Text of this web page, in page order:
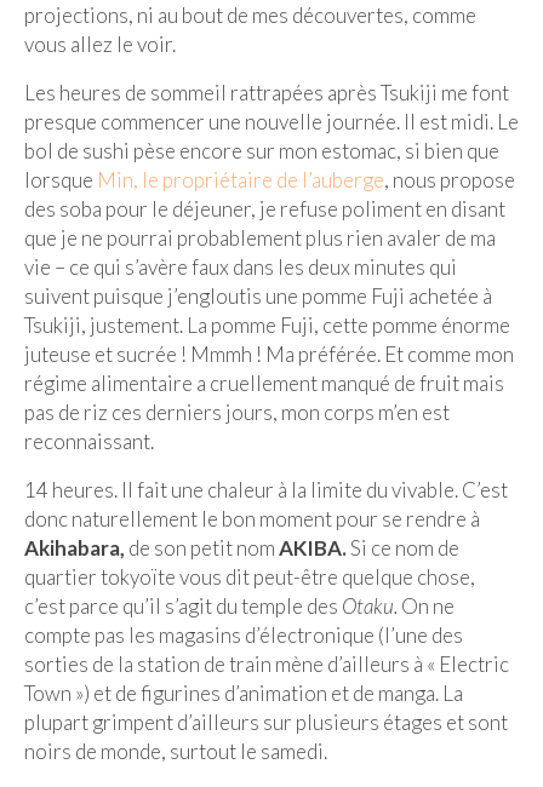
Lac Titicaca
ASIE
Chine
Beijing
Guilin & Yangshuo
Xi’An
Corée du Sud
Japon
Kamakura
Kyoto
Mont Fuji
Nikko
Tokyo
Malaisie
projections, ni au bout de mes découvertes, comme
vous allez le voir.
Les heures de sommeil rattrapées après Tsukiji me font
presque commencer une nouvelle journée. Il est midi. Le
bol de sushi pèse encore sur mon estomac, si bien que
lorsque Min, le propriétaire de l’auberge, nous propose
des soba pour le déjeuner, je refuse poliment en disant
que je ne pourrai probablement plus rien avaler de ma
vie – ce qui s’avère faux dans les deux minutes qui
suivent puisque j’engloutis une pomme Fuji achetée à
Tsukiji, justement. La pomme Fuji, cette pomme énorme
juteuse et sucrée ! Mmmh ! Ma préférée. Et comme mon
régime alimentaire a cruellement manqué de fruit mais
pas de riz ces derniers jours, mon corps m’en est
reconnaissant.
14 heures. Il fait une chaleur à la limite du vivable. C’est
donc naturellement le bon moment pour se rendre à
Akihabara, de son petit nomAKIBA.Si ce nom de
quartier tokyoïte vous dit peut-être quelque chose,
c’est parce qu’il s’agit du temple des Otaku. On ne
compte pas les magasins d’électronique (l’une des
sorties de la station de train mène d’ailleurs à « Electric
Town ») et de figurines d’animation et de manga. La
plupart grimpent d’ailleurs sur plusieurs étages et sont
noirs de monde, surtout le samedi.